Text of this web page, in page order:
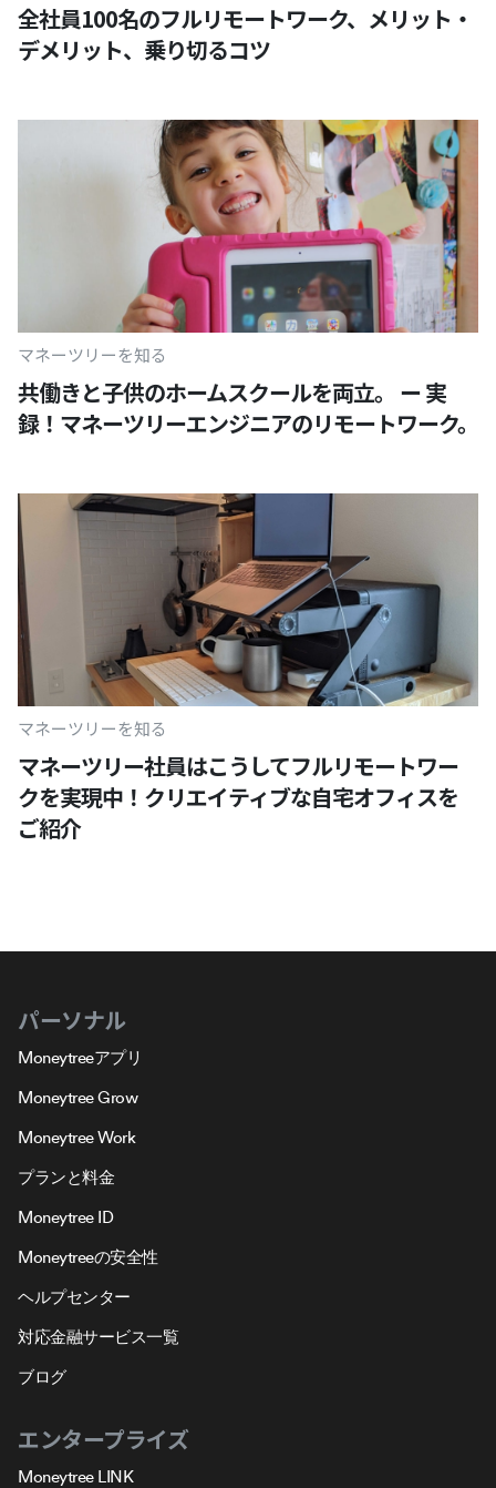
全社員100名のフルリモートワーク、メリット・
デメリット、乗り切るコツ
マネーツリーを知る
共働きと子供のホームスクールを両立。 ー 実
録！マネーツリーエンジニアのリモートワーク。
マネーツリーを知る
マネーツリー社員はこうしてフルリモートワー
クを実現中！クリエイティブな自宅オフィスを
ご紹介
パーソナル
Moneytreeアプリ
Moneytree Grow
Moneytree Work
プランと料金
Moneytree ID
Moneytreeの安全性
ヘルプセンター
対応金融サービス一覧
ブログ
エンタープライズ
Moneytree LINK